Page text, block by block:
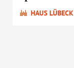
HAUS LÜBECK